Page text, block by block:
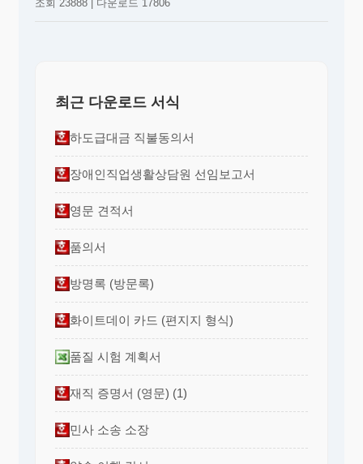
조회 23888 | 다운로드 17806
최근 다운로드 서식
하도급대금 직불동의서
장애인직업생활상담원 선임보고서
영문 견적서
품의서
방명록 (방문록)
화이트데이 카드 (편지지 형식)
품질 시험 계획서
재직 증명서 (영문) (1)
민사 소송 소장